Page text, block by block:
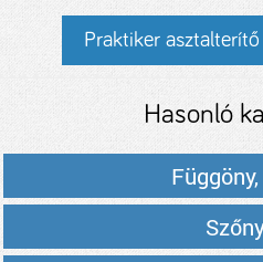
Praktiker
Hasonló